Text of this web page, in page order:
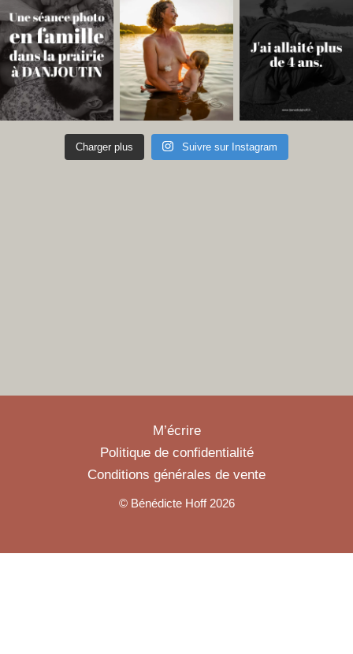
Charger plus Suivre sur Instagram
M’écrire
Politique de confidentialité
Conditions générales de vente
© Bénédicte Hoff 2026